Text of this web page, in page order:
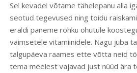
Sel kevadel võtame tähelepanu alla
seotud tegevused ning toidu
eraldi paneme rõhku ohutule
vaimsetele vitamiinidele. Nagu juba
talgupäeva raames ette võtta neid
tema meelest vajavad just nüüd ära